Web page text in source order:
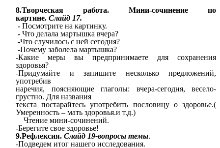
8.Творческая работа. Мини-сочинение по
картине. Слайд 17.
- Посмотрите на картинку.
- Что делала мартышка вчера?
-Что случилось с ней сегодня?
-Почему заболела мартышка?
-Какие меры вы предпринимаете для сохранения
здоровья?
-Придумайте и запишите несколько предложений,
употребив
наречия, поясняющие глаголы: вчера-сегодня, весело-
грустно. Для названия
текста постарайтесь употребить пословицу о здоровье.(
Умеренность – мать здоровья.и т.д.)
Чтение мини-сочинений.
-Берегите свое здоровье!
9.Рефлексия. Слайд 19-вопросы темы.
-Подведем итог нашего исследования.